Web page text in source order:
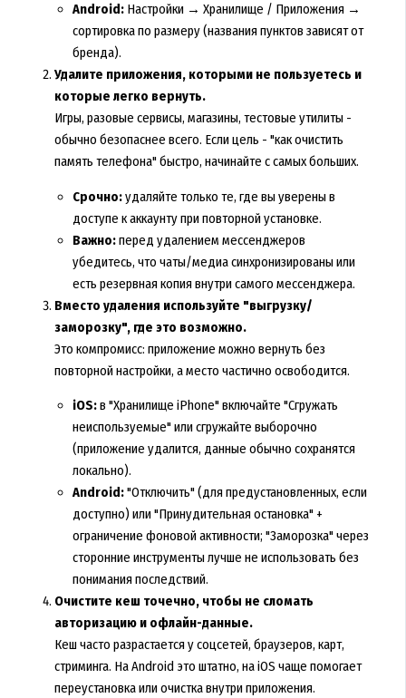
Android:Настройки → Хранилище / Приложения →
сортировка по размеру (названия пунктов зависят от
бренда).
Удалите приложения, которыми не пользуетесь и
которые легко вернуть.
Игры, разовые сервисы, магазины, тестовые утилиты -
обычно безопаснее всего. Если цель - "как очистить
память телефона" быстро, начинайте с самых больших.
Срочно:удаляйте только те, где вы уверены в
доступе к аккаунту при повторной установке.
Важно:перед удалением мессенджеров
убедитесь, что чаты/медиа синхронизированы или
есть резервная копия внутри самого мессенджера.
Вместо удаления используйте "выгрузку/
заморозку", где это возможно.
Это компромисс: приложение можно вернуть без
повторной настройки, а место частично освободится.
iOS:в "Хранилище iPhone" включайте "Сгружать
неиспользуемые" или сгружайте выборочно
(приложение удалится, данные обычно сохранятся
локально).
Android:"Отключить" (для предустановленных, если
доступно) или "Принудительная остановка" +
ограничение фоновой активности; "Заморозка" через
сторонние инструменты лучше не использовать без
понимания последствий.
Очистите кеш точечно, чтобы не сломать
авторизацию и офлайн-данные.
Кеш часто разрастается у соцсетей, браузеров, карт,
стриминга. На Android это штатно, на iOS чаще помогает
переустановка или очистка внутри приложения.